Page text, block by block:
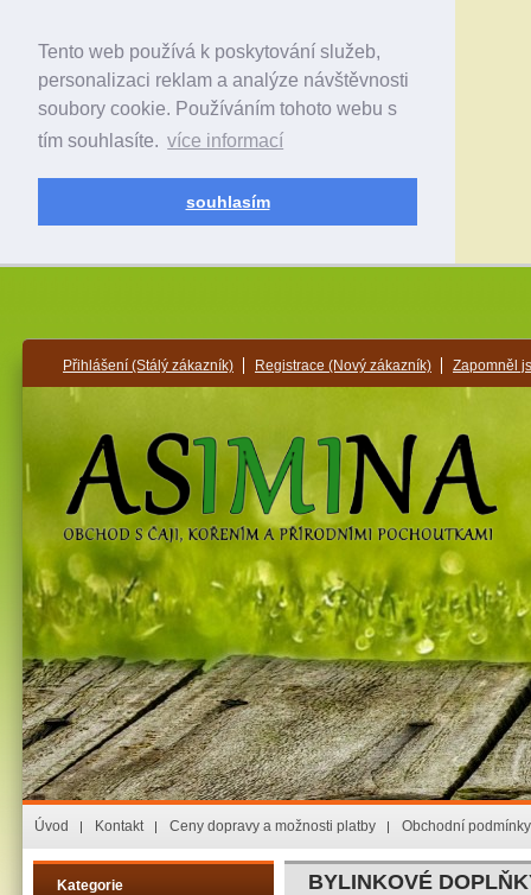
Tento web používá k poskytování služeb,
personalizaci reklam a analýze návštěvnosti
soubory cookie. Používáním tohoto webu s
tím souhlasíte. více informací
souhlasím
Přihlášení (Stálý zákazník) Registrace (Nový zákazník) Zapomněl
Úvod Kontakt Ceny dopravy a možnosti platby Obchodní podmínky
Kategorie BYLINKOVÉ